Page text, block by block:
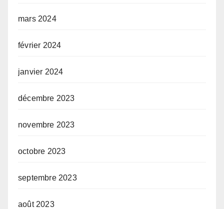
mars 2024
février 2024
janvier 2024
décembre 2023
novembre 2023
octobre 2023
septembre 2023
août 2023